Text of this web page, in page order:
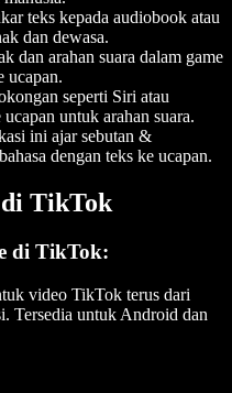
teks kepada audiobook atau
dan dewasa.
dan arahan suara dalam game
ucapan.
seperti Siri atau
untuk arahan suara.
ini ajar sebutan &
dengan teks ke ucapan.
di TikTok
di TikTok:
video TikTok terus dari
Tersedia untuk Android dan